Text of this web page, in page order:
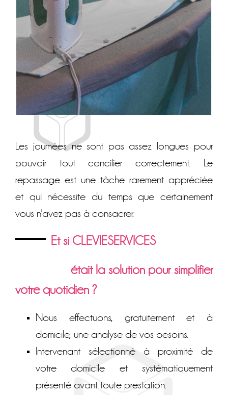
Les journées ne sont pas assez longues pour
pouvoir tout concilier correctement. Le
repassage est une tâche rarement appréciée
et qui nécessite du temps que certainement
vous n'avez pas à consacrer.
Et si CLEVIESERVICES
était la solution pour simplifier
votre quotidien ?
Nous effectuons, gratuitement et à
domicile, une analyse de vos besoins.
Intervenant sélectionné à proximité de
votre domicile et systématiquement
présenté avant toute prestation.